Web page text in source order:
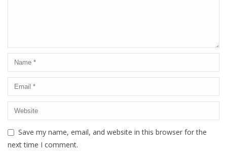
Save my name, email, and website in this browser for the
next time I comment.